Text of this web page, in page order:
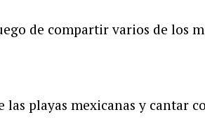
de compartir varios de los
playas mexicanas y cantar